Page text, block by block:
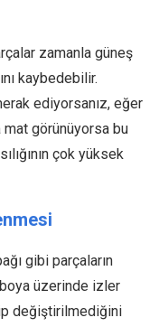
zamanla güneş
kaybedebilir.
ediyorsanız, eğer
görünüyorsa bu
çok yüksek
gibi parçaların
üzerinde izler
değiştirilmediğini